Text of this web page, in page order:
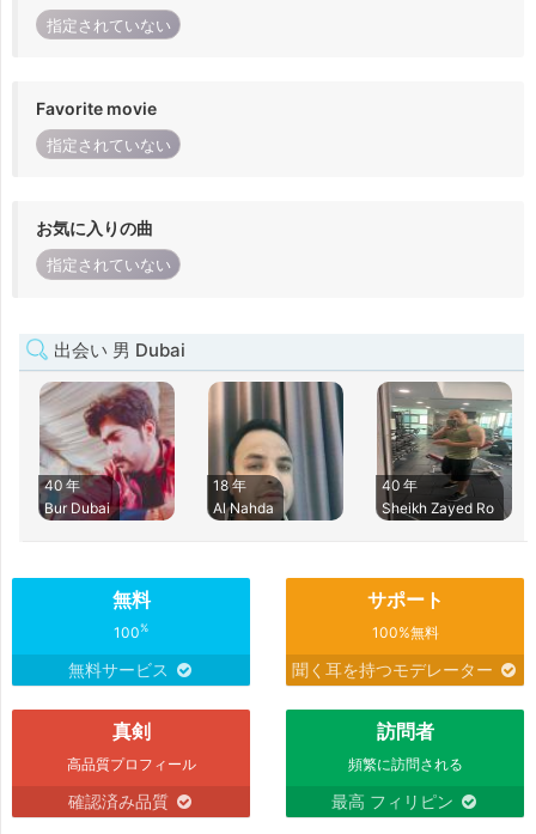
指定されていない
Favorite movie
指定されていない
お気に入りの曲
指定されていない
出会い 男 Dubai
40 年
Bur Dubai
18 年
Al Nahda
40 年
Sheikh Zayed Ro
無料
100%
無料サービス
サポート
100%無料
聞く耳を持つモデレーター
真剣
高品質プロフィール
確認済み品質
訪問者
頻繁に訪問される
最高 フィリピン